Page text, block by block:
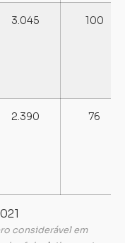
3.045 100
2.390 76
considerável em